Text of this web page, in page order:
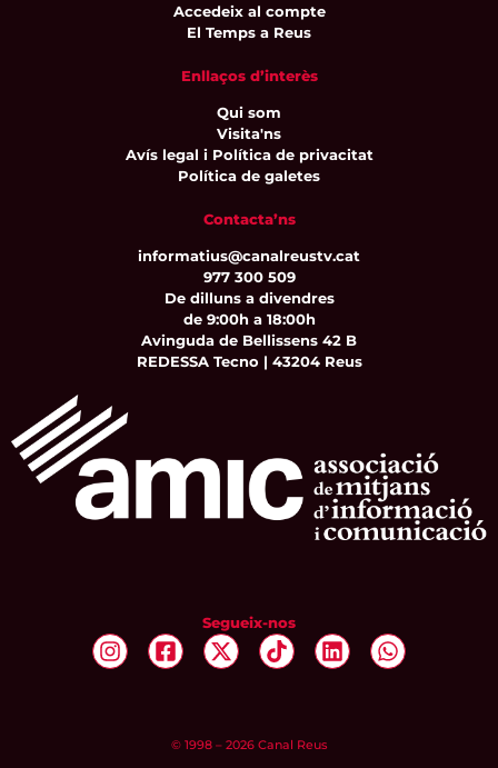
Accedeix al compte
El Temps a Reus
Enllaços d’interès
Qui som
Visita'ns
Avís legal i Política de privacitat
Política de galetes
Contacta’ns
informatius@canalreustv.cat
977 300 509
De dilluns a divendres
de 9:00h a 18:00h
Avinguda de Bellissens 42 B
REDESSA Tecno | 43204 Reus
Segueix-nos
© 1998 – 2026 Canal Reus